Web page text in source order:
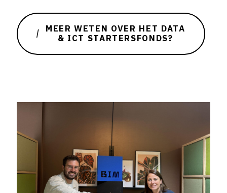
MEER WETEN OVER HET DATA
& ICT STARTERSFONDS?